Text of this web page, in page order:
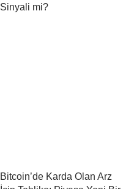
Sinyali mi?
Bitcoin’de Karda Olan Arz